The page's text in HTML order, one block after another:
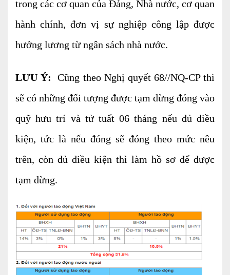
Thay đổi Giấy phép Đăng ký Kinh Doanh
Dịch vụ khác
Cung cấp chữ ký số
Bảo hiểm Xã hội
Hóa đơn điện tử
Dịch vụ Kiểm toán
Cho người mới bắt đầu
Khóa học thuế
Khóa học kế toán
trong các cơ quan của Đảng, Nhà nước, cơ quan
hành chính, đơn vị sự nghiệp công lập được
hưởng lương từ ngân sách nhà nước.
LƯU Ý:
Cũng theo Nghị quyết 68//NQ-CP thì
sẽ có những đối tượng được tạm dừng đóng vào
quỹ hưu trí và tử tuất 06 tháng nếu đủ điều
kiện, tức là nếu đóng sẽ đóng theo mức nêu
trên, còn đủ điều kiện thì làm hồ sơ để được
tạm dừng.